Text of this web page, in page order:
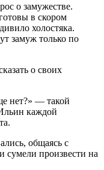
о замужестве.
в скором
холостяка.
замуж только по
о своих
нет?» — такой
каждой
общаясь с
сумели произвести на